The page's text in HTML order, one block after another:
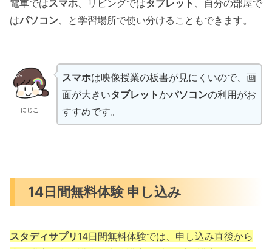
電車ではスマホ、リビングではタブレット 、自分の部屋で
はパソコン、と学習場所で使い分けることもできます。
にじこ
スマホは映像授業の板書が見にくいので、画
面が大きいタブレットかパソコンの利用がお
すすめです。
14日間無料体験 申し込み
スタディサプリ 14日間無料体験では、申し込み直後から